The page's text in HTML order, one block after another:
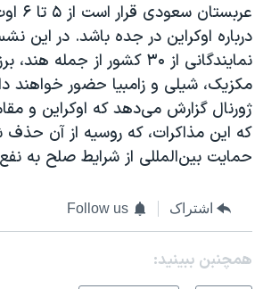
درباره اوکراین در جده باشد. در این
نمایندگانی از ۳۰ کشور از
مکزیک، شیلی و زامبیا حضور خواهند
ژورنال گزارش می‌دهد که اوکراین و
که این مذاکرات، که روسیه از آن حذف
حمایت بین‌المللی از شرایط صلح به
اشتراک Follow us
همچنبن ببینید: